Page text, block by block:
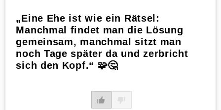
„Eine Ehe ist wie ein Rätsel:
Manchmal findet man die Lösung
gemeinsam, manchmal sitzt man
noch Tage später da und zerbricht
sich den Kopf.“ 🧩🤔